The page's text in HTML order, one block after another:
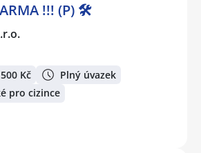
!!! (P) 🛠️
Kč
Plný úvazek
pro cizince